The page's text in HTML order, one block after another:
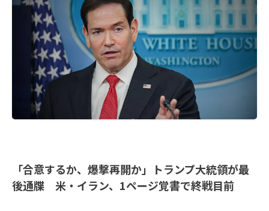
「合意するか、爆撃再開か」トランプ大統領が最
後通牒 米・イラン、1ページ覚書で終戦目前